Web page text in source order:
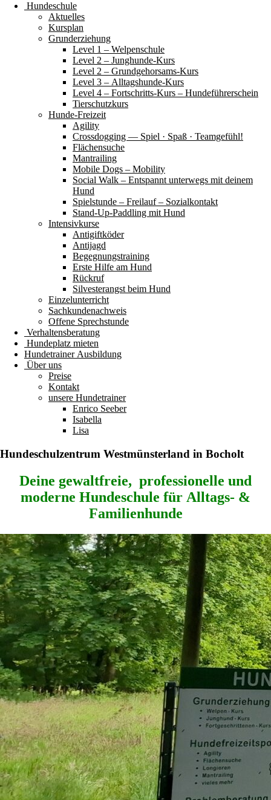
Hundeschule
Aktuelles
Kursplan
Grunderziehung
Level 1 – Welpenschule
Level 2 – Junghunde-Kurs
Level 2 – Grundgehorsams-Kurs
Level 3 – Alltagshunde-Kurs
Level 4 – Fortschritts-Kurs – Hundeführerschein
Tierschutzkurs
Hunde-Freizeit
Agility
Crossdogging — Spiel · Spaß · Teamgefühl!
Flächensuche
Mantrailing
Mobile Dogs – Mobility
Social Walk – Entspannt unterwegs mit deinem
Hund
Spielstunde – Freilauf – Sozialkontakt
Stand-Up-Paddling mit Hund
Intensivkurse
Antigiftköder
Antijagd
Begegnungstraining
Erste Hilfe am Hund
Rückruf
Silvesterangst beim Hund
Einzelunterricht
Sachkundenachweis
Offene Sprechstunde
Verhaltensberatung
Hundeplatz mieten
Hundetrainer Ausbildung
Über uns
Preise
Kontakt
unsere Hundetrainer
Enrico Seeber
Isabella
Lisa
Hundeschulzentrum Westmünsterland in Bocholt
Deine gewaltfreie, professionelle und
moderne Hundeschule für Alltags- &
Familienhunde